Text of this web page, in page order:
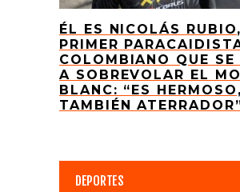
ÉL ES NICOLÁS
PRIMER
COLOMBIANO QUE SE
A SOBREVOLAR EL
BLANC: “ES
TAMBIÉN
DEPORTES